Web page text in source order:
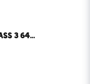
JACKA VARSEL PROJOB EN ISO 20471 KLASS 3 6418